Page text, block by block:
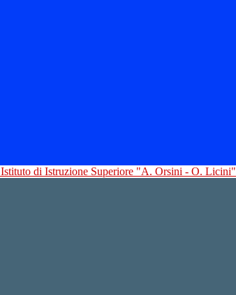
Istituto di Istruzione Superiore "A. Orsini - O. Licini"